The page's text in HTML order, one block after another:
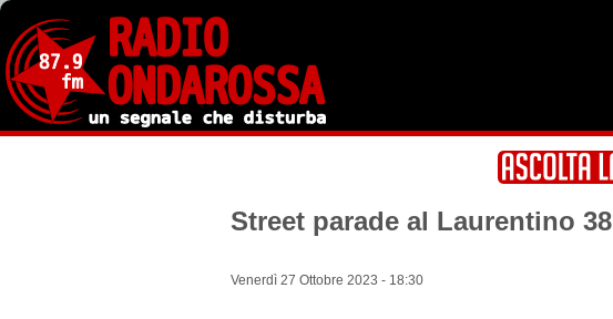
Salta
contenuto
principale
Street parade al Laurentino 38
Venerdì 27 Ottobre 2023 - 18:30